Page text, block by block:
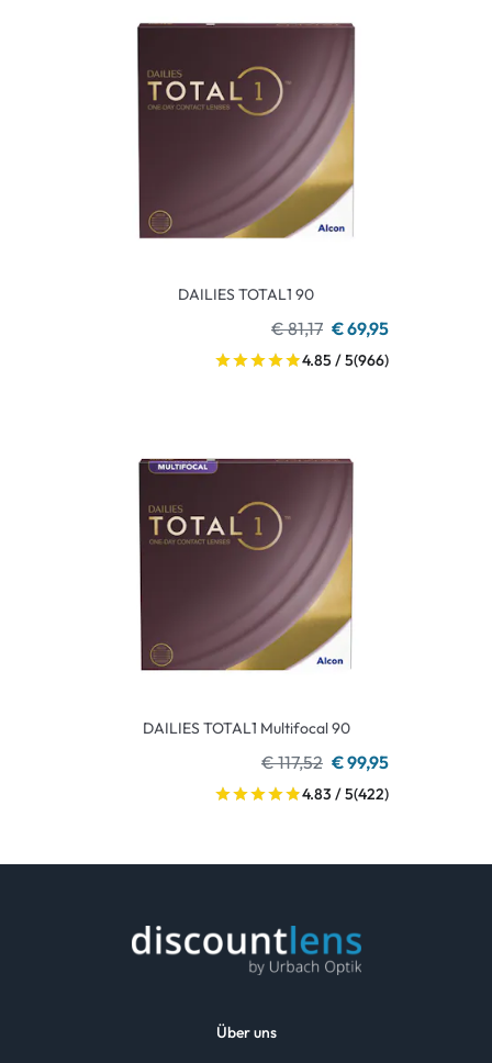
DAILIES TOTAL1 90
€ 81,17 € 69,95
4.85 / 5(966)
DAILIES TOTAL1 Multifocal 90
€ 117,52 € 99,95
4.83 / 5(422)
Über uns